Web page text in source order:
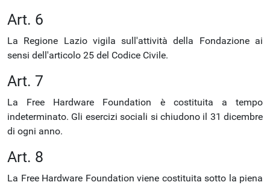
Art. 6
La Regione Lazio vigila sull'attività della Fondazione ai
sensi dell'articolo 25 del Codice Civile.
Art. 7
La Free Hardware Foundation è costituita a tempo
indeterminato. Gli esercizi sociali si chiudono il 31 dicembre
di ogni anno.
Art. 8
La Free Hardware Foundation viene costituita sotto la piena